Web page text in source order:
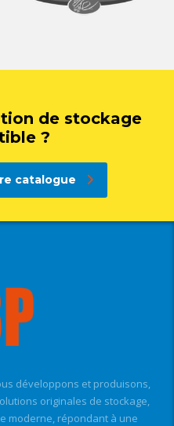
de stockage
?
catalogue
développons et produisons,
originales de stockage,
moderne, répondant à une